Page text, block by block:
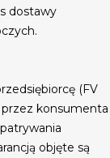
dostawy
(FV
konsumenta
objęte są